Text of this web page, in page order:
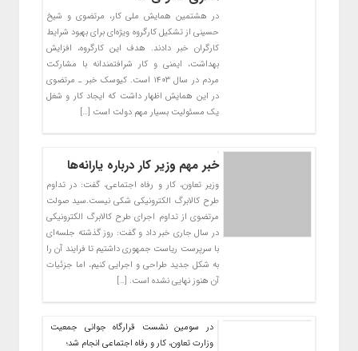
در هشتمین همایش ملی کار، مرتضوی و شیخ
حسینی از تشکیل کارگروه ویژه‌ای برای بهبود شرایط
کارگران خبر دادند. هدف این کارگروه، افزایش
بهداشت، ایمنی و کار شرافتمندانه با مشارکت
مردم در سال ۱۴۰۳ است. کیوسک خبر ـ مرتضوی
در این همایش اظهار داشت که ایجاد کار و شغل
یک مسئولیت بسیار مهم دولت است […]
خبر مهم وزیر کار درباره یارانه‌ها
وزیر تعاون، کار و رفاه اجتماعی، گفت: در تداوم
طرح کالابرگ الکترونیکی شکی نیست.سید صولت
مرتضوی از تداوم اجرای طرح کالابرگ الکترونیکی
در سال جاری خبر داد و گفت: روز گذشته جلسه‌ای
با سرپرست ریاست جمهوری داشتیم تا فرایند آن را
به شکل جدید طراحی و اجرایی کنیم، اما جزئیات
آن هنوز نهایی نشده است. […]
در سومین نشست قرارگاه جوانی جمعیت
وزارت تعاون، کار و رفاه اجتماعی انجام شد؛